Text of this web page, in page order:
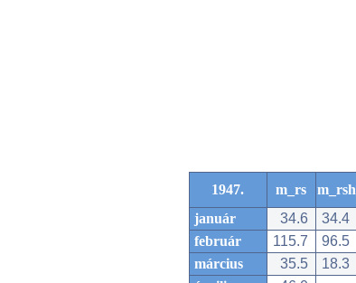
1947. m_rs m_rsh
január
34.6 34.4
február
115.7 96.5
március
35.5 18.3